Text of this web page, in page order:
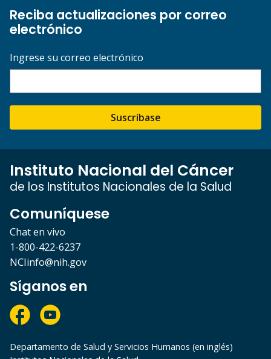
Reciba actualizaciones por correo
electrónico
Ingrese su correo electrónico
Suscríbase
Instituto Nacional del Cáncer
de los Institutos Nacionales de la Salud
Comuníquese
Chat en vivo
1-800-422-6237
NCIinfo@nih.gov
Síganos en
Departamento de Salud y Servicios Humanos (en inglés)